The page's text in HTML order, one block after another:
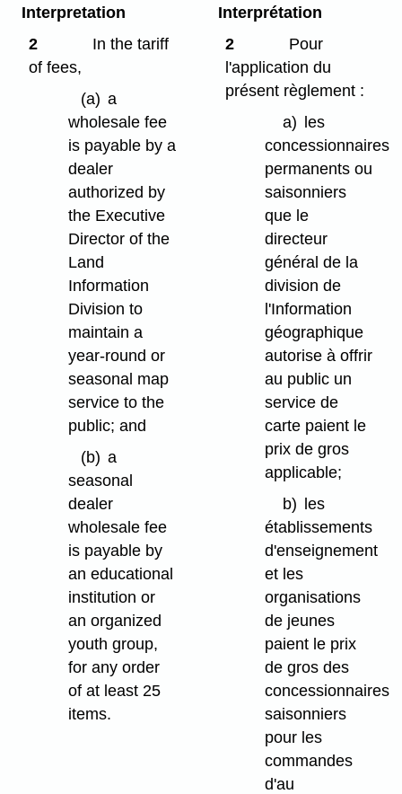
Interpretation
2
In the tariff
of fees,
(a) a
wholesale fee
is payable by a
dealer
authorized by
the Executive
Director of the
Land
Information
Division to
maintain a
year-round or
seasonal map
service to the
public; and
(b) a
seasonal
dealer
wholesale fee
is payable by
an educational
institution or
an organized
youth group,
for any order
of at least 25
items.
Interprétation
2
Pour
l'application du
présent règlement :
a)
les
concessionnaires
permanents ou
saisonniers
que le
directeur
général de la
division de
l'Information
géographique
autorise à offrir
au public un
service de
carte paient le
prix de gros
applicable;
b) les
établissements
d'enseignement
et les
organisations
de jeunes
paient le prix
de gros des
concessionnaires
saisonniers
pour les
commandes
d'au